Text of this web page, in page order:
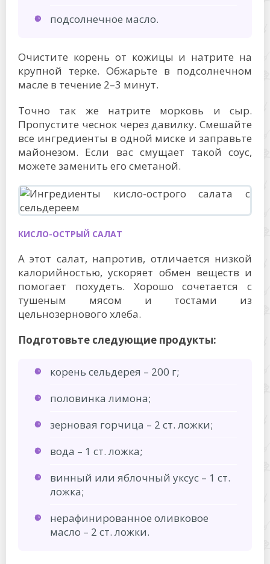
подсолнечное масло.
Очистите корень от кожицы и натрите на
крупной терке. Обжарьте в подсолнечном
масле в течение 2–3 минут.
Точно так же натрите морковь и сыр.
Пропустите чеснок через давилку. Смешайте
все ингредиенты в одной миске и заправьте
майонезом. Если вас смущает такой соус,
можете заменить его сметаной.
КИСЛО-ОСТРЫЙ САЛАТ
А этот салат, напротив, отличается низкой
калорийностью, ускоряет обмен веществ и
помогает похудеть. Хорошо сочетается с
тушеным мясом и тостами из
цельнозернового хлеба.
Подготовьте следующие продукты:
корень сельдерея – 200 г;
половинка лимона;
зерновая горчица – 2 ст. ложки;
вода – 1 ст. ложка;
винный или яблочный уксус – 1 ст.
ложка;
нерафинированное оливковое
масло – 2 ст. ложки.